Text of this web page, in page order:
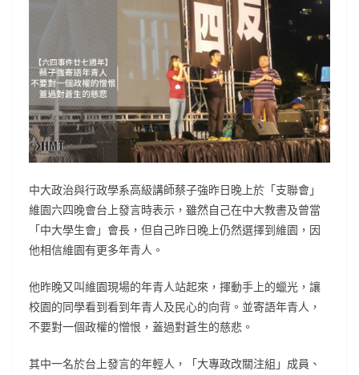
中大政治與行政學系高級講師蔡子強昨日晚上於「支聯會」
維園六四晚會台上發言時表示，雖然自己在中大教書及曾當
「中大學生會」會長，但自己昨日晚上仍然選擇到維園，因
他相信維園有更多年青人。
他昨晚又叫維園現場的年青人站起來，揮動手上的蠟光，讓
校園的同學看到看到年青人及民心的向背。並寄語年青人，
不要對一個政權的憎恨，蓋過對蒼生的慈悲。
其中一名於台上發言的年輕人，「大專政改關注組」成員、